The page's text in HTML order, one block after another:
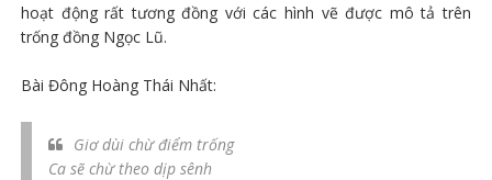
hoạt động rất tương đồng với các hình vẽ được mô tả trên
trống đồng Ngọc Lũ.
Bài Đông Hoàng Thái Nhất:
Giơ dùi chừ điểm trống
Ca sẽ chừ theo dịp sênh